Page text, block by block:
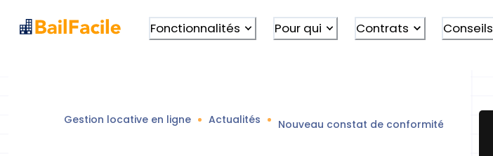
Fonctionnalités Pour qui Contrats Conseils
Gestion locative en ligne Actualités Nouveau constat de conformité locative